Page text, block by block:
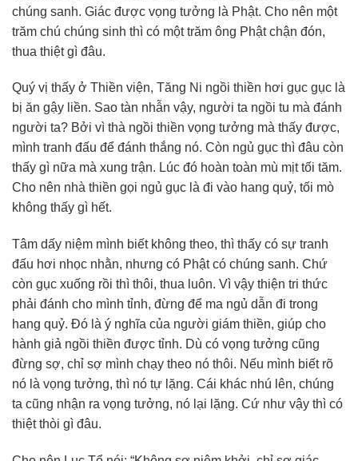
chúng sanh. Giác được vọng tưởng là Phật. Cho nên một
trăm chú chúng sinh thì có một trăm ông Phật chận đón,
thua thiệt gì đâu.
Quý vị thấy ở Thiền viện, Tăng Ni ngồi thiền hơi gục gục là
bị ăn gậy liền. Sao tàn nhẫn vậy, người ta ngồi tu mà đánh
người ta? Bởi vì thà ngồi thiền vọng tưởng mà thấy được,
mình tranh đấu để đánh thắng nó. Còn ngủ gục thì đâu còn
thấy gì nữa mà xung trận. Lúc đó hoàn toàn mù mịt tối tăm.
Cho nên nhà thiền gọi ngủ gục là đi vào hang quỷ, tối mò
không thấy gì hết.
Tâm dấy niệm mình biết không theo, thì thấy có sự tranh
đấu hơi nhọc nhằn, nhưng có Phật có chúng sanh. Chứ
còn gục xuống rồi thì thôi, thua luôn. Vì vậy thiện tri thức
phải đánh cho mình tỉnh, đừng để ma ngủ dẫn đi trong
hang quỷ. Đó là ý nghĩa của người giám thiền, giúp cho
hành giả ngồi thiền được tỉnh. Dù có vọng tưởng cũng
đừng sợ, chỉ sợ mình chạy theo nó thôi. Nếu mình biết rõ
nó là vọng tưởng, thì nó tự lặng. Cái khác nhú lên, chúng
ta cũng nhận ra vọng tưởng, nó lại lặng. Cứ như vậy thì có
thiệt thòi gì đâu.